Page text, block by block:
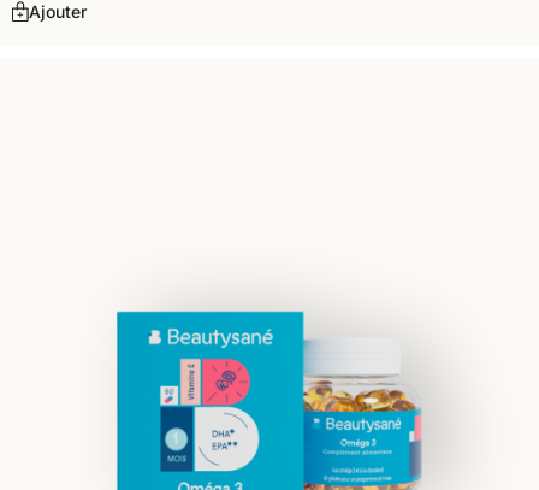
Ajouter